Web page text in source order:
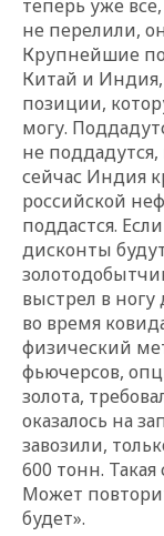
теперь уже
не перелили,
Крупнейшие
Китай и Индия,
позиции,
могу.
не
сейчас Индия
российской
поддастся.
дисконты
выстрел в ногу
во время
физический
фьючерсов,
золота,
оказалось на
завозили,
600 тонн.
Может
будет».